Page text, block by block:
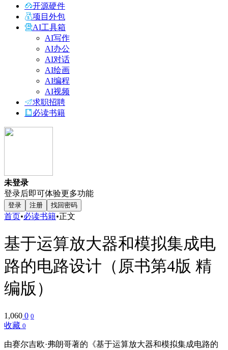
开源硬件
项目外包
AI工具箱
AI写作
AI办公
AI对话
AI绘画
AI编程
AI视频
求职招聘
必读书籍
未登录
登录后即可体验更多功能
登录 注册 找回密码
首页•必读书籍•正文
基于运算放大器和模拟集成电
路的电路设计（原书第4版 精
编版）
1,060 0 0
收藏 0
由赛尔吉欧·弗朗哥著的《基于运算放大器和模拟集成电路的